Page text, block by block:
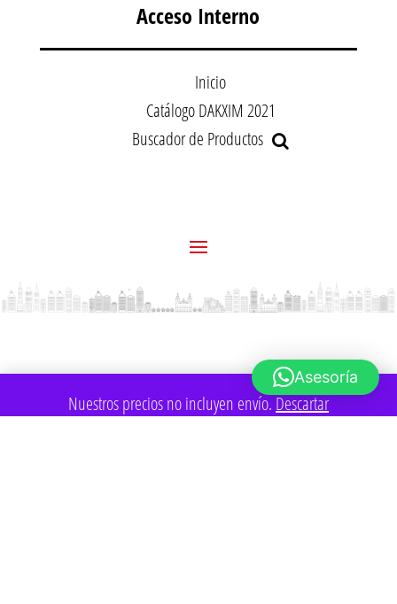
Nuestros precios no incluyen envío. Descartar
Acceso Interno
Inicio
Catálogo DAKXIM 2021
Buscador de Productos
Asesoría